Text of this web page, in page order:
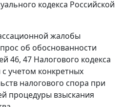
кодекса Российской
жалобы
об обоснованности
46, 47 Налогового кодекса
учетом конкретных
налогового спора при
процедуры взыскания